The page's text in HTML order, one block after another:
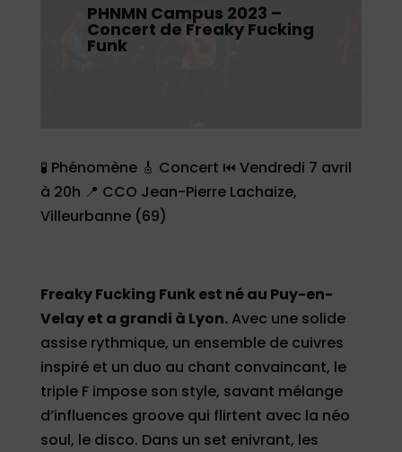
PHNMN Campus 2023 –
Concert de Freaky Fucking
Funk
🧪 Phénomène 🎸 Concert ⏮ Vendredi 7 avril
à 20h 📍 CCO Jean-Pierre Lachaize,
Villeurbanne (69)
Freaky Fucking Funk est né au Puy-en-
Velay et a grandi à Lyon.Avec une solide
assise rythmique, un ensemble de cuivres
inspiré et un duo au chant convaincant, le
triple F impose son style, savant mélange
d’influences groove qui flirtent avec la néo
soul, le disco. Dans un set enivrant, les